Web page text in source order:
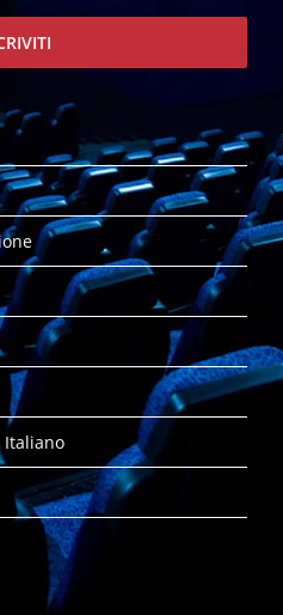
Italiano